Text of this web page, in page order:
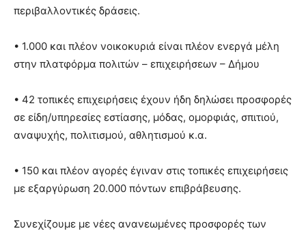
περιβαλλοντικές δράσεις.
• 1.000 και πλέον νοικοκυριά είναι πλέον ενεργά μέλη
στην πλατφόρμα πολιτών – επιχειρήσεων – Δήμου
• 42 τοπικές επιχειρήσεις έχουν ήδη δηλώσει προσφορές
σε είδη/υπηρεσίες εστίασης, μόδας, ομορφιάς, σπιτιού,
αναψυχής, πολιτισμού, αθλητισμού κ.α.
• 150 και πλέον αγορές έγιναν στις τοπικές επιχειρήσεις
με εξαργύρωση 20.000 πόντων επιβράβευσης.
Συνεχίζουμε με νέες ανανεωμένες προσφορές των